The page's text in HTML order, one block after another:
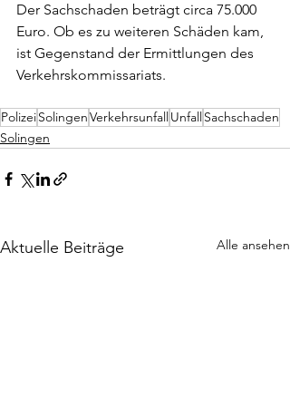
Der Sachschaden beträgt circa 75.000
Euro. Ob es zu weiteren Schäden kam,
ist Gegenstand der Ermittlungen des
Verkehrskommissariats.
PolizeiSolingenVerkehrsunfallUnfallSachschaden
Solingen
Aktuelle Beiträge Alle ansehen